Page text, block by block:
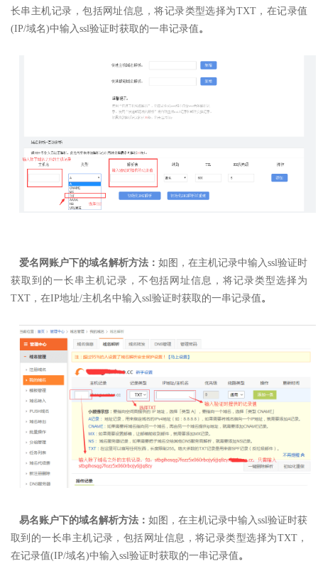
长串主机记录，包括网址信息，将记录类型选择为TXT， 在记录值
(IP/域名)中输入ssl验证时获取的一串记录值。
爱名网账户下的域名解析方法： 如图，在主机记录中输入ssl验证时
获取到的一长串主机记录，不包括网址信息，将记录类型选择为
TXT， 在IP地址/主机名中输入ssl验证时获取的一串记录值。
易名账户下的域名解析方法： 如图，在主机记录中输入ssl验证时获
取到的一长串主机记录，包括网址信息， 将记录类型选择为TXT，
在记录值(IP/域名)中输入ssl验证时获取的一串记录值。